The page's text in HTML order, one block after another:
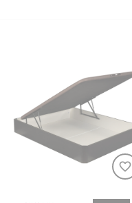
favorite_border